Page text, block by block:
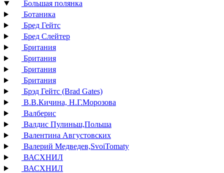
Большая полянка
Ботаника
Бред Гейтс
Бред Слейтер
Британия
Британия
Британия
Британия
Брэд Гейтс (Brad Gates)
В.В.Кичина, Н.Г.Морозова
Валберис
Валдис Пулиньш,Польша
Валентина Августовских
Валерий Медведев,SvoiTomaty
ВАСХНИЛ
ВАСХНИЛ